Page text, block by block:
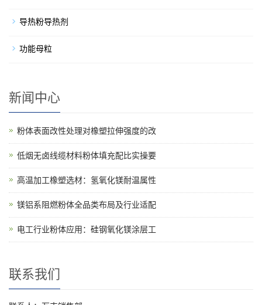
导热粉导热剂
功能母粒
新闻中心
粉体表面改性处理对橡塑拉伸强度的改
低烟无卤线缆材料粉体填充配比实操要
高温加工橡塑选材：氢氧化镁耐温属性
镁铝系阻燃粉体全品类布局及行业适配
电工行业粉体应用：硅钢氧化镁涂层工
联系我们